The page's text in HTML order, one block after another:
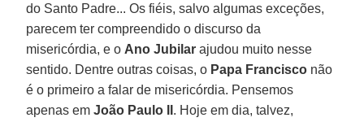
do Santo Padre... Os fiéis, salvo algumas exceções,
parecem ter compreendido o discurso da
misericórdia, e o Ano Jubilar ajudou muito nesse
sentido. Dentre outras coisas, o Papa Francisco não
é o primeiro a falar de misericórdia. Pensemos
apenas emJoão Paulo II . Hoje em dia, talvez,